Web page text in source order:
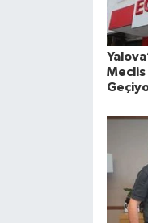
Meclis